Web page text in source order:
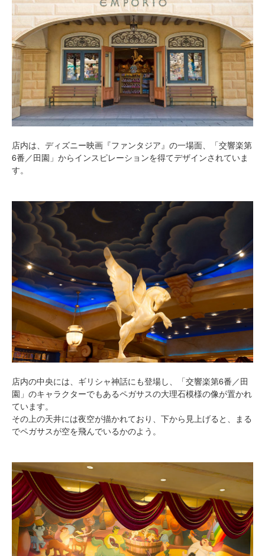
店内は、ディズニー映画『ファンタジア』の一場面、「交響楽第
6番／田園」からインスピレーションを得てデザインされていま
す。
店内の中央には、ギリシャ神話にも登場し、「交響楽第6番／田
園」のキャラクターでもあるペガサスの大理石模様の像が置かれ
ています。
その上の天井には夜空が描かれており、下から見上げると、まる
でペガサスが空を飛んでいるかのよう。